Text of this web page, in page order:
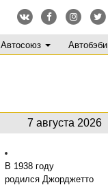
Автосоюз Автобэби
7 августа 2026
В 1938 году
родился Джорджетто